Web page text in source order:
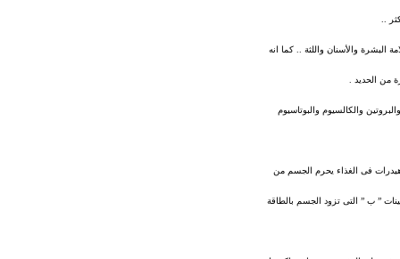
..
والأسنان واللثة .. كما انه
من الحديد .
والكالسيوم والبوتاسيوم
فى الغذاء يحرم الجسم من
” ب ” التى تزود الجسم بالطاقة